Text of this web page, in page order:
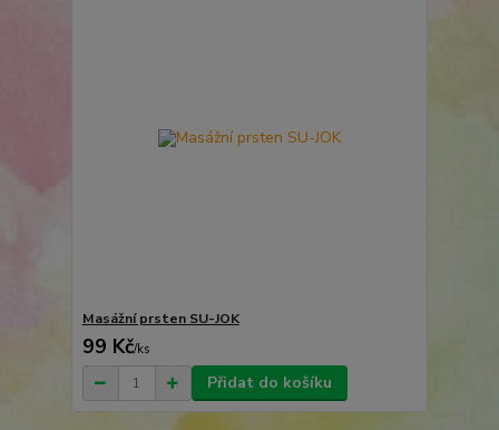
Masážní prsten SU-JOK
99 Kč/ks
Přidat do košíku